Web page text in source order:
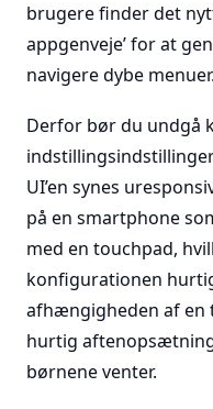
brugere finder det
appgenveje’ for at
navigere dybe menuer.
Derfor bør du undgå
UI’en synes
på en smartphone
med en touchpad,
konfigurationen
afhængigheden af
hurtig
børnene venter.